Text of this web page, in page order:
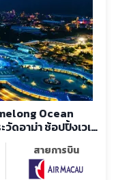
Ocean
ดอาม่า ช้อปปิ้งเวเน
สายการบิน